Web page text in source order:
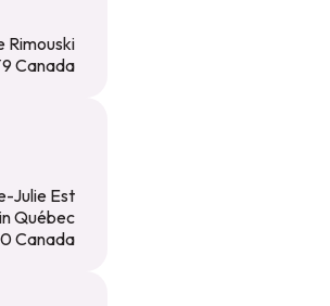
Rimouski
Canada
Julie Est
Québec
Canada